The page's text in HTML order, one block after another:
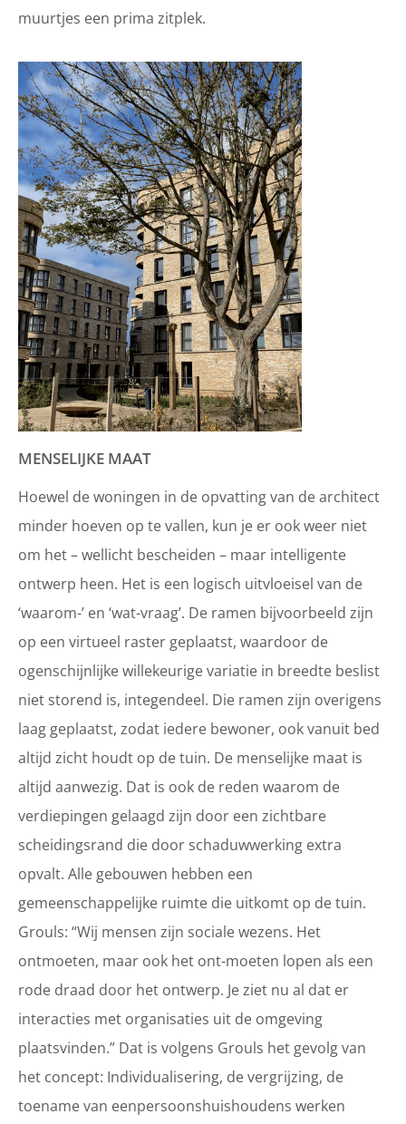
muurtjes een prima zitplek.
MENSELIJKE MAAT
Hoewel de woningen in de opvatting van de architect
minder hoeven op te vallen, kun je er ook weer niet
om het – wellicht bescheiden – maar intelligente
ontwerp heen. Het is een logisch uitvloeisel van de
‘waarom-’ en ‘wat-vraag’. De ramen bijvoorbeeld zijn
op een virtueel raster geplaatst, waardoor de
ogenschijnlijke willekeurige variatie in breedte beslist
niet storend is, integendeel. Die ramen zijn overigens
laag geplaatst, zodat iedere bewoner, ook vanuit bed
altijd zicht houdt op de tuin. De menselijke maat is
altijd aanwezig. Dat is ook de reden waarom de
verdiepingen gelaagd zijn door een zichtbare
scheidingsrand die door schaduwwerking extra
opvalt. Alle gebouwen hebben een
gemeenschappelijke ruimte die uitkomt op de tuin.
Grouls: “Wij mensen zijn sociale wezens. Het
ontmoeten, maar ook het ont-moeten lopen als een
rode draad door het ontwerp. Je ziet nu al dat er
interacties met organisaties uit de omgeving
plaatsvinden.” Dat is volgens Grouls het gevolg van
het concept: Individualisering, de vergrijzing, de
toename van eenpersoonshuishoudens werken